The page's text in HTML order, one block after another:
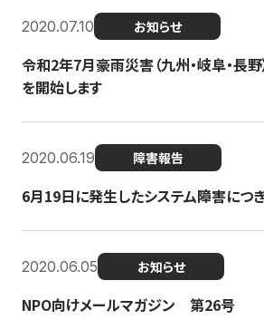
2020.07.10 お知らせ
令和2年7月豪雨災害（九州・岐阜・長
を開始します
2020.06.19 障害報告
6月19日に発生したシステム障害につ
2020.06.05 お知らせ
NPO向けメールマガジン 第26号